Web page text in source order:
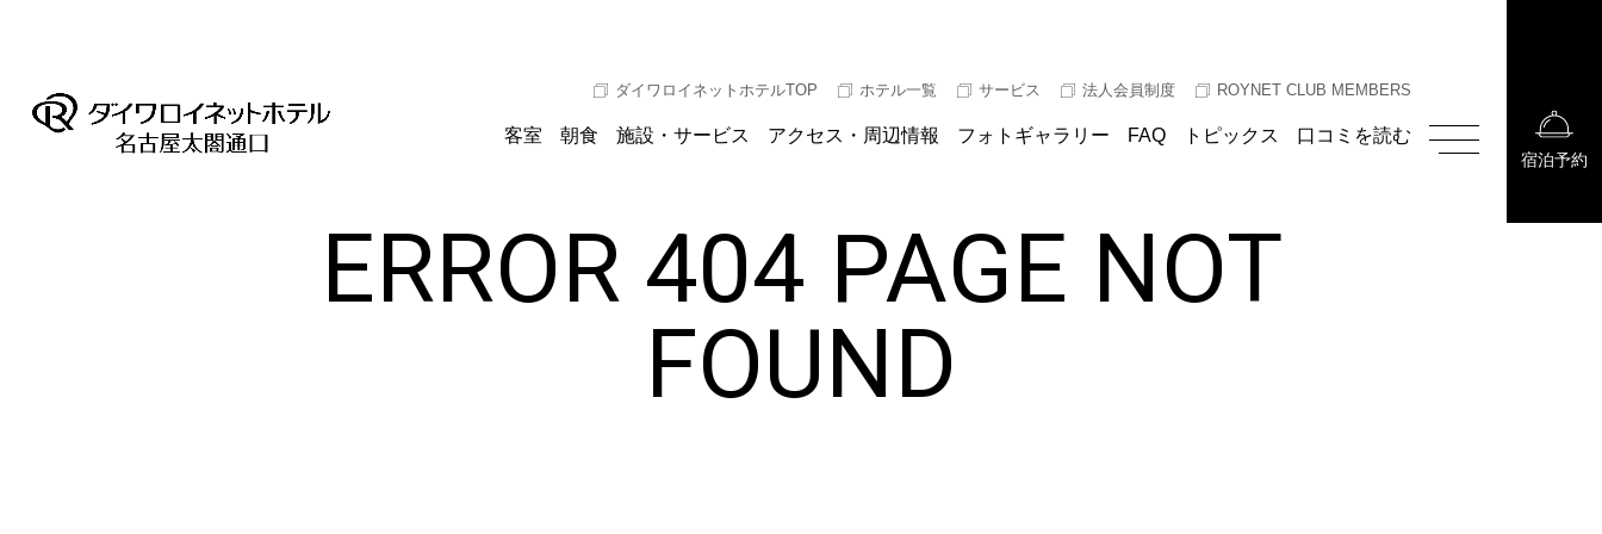
ダイワロイネットホテルTOP ホテル一覧 サービス 法人会員制度 ROYNET CLUB MEMBERS
客室 朝食 施設・サービス アクセス・周辺情報 フォトギャラリー FAQ トピックス 口コミを読む
ERROR 404 PAGE NOT
FOUND
宿泊予約